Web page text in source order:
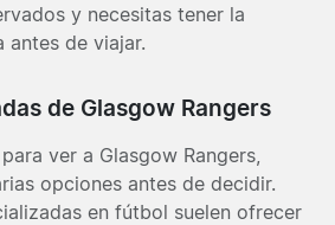
y necesitas tener la
antes de viajar.
de Glasgow Rangers
ver a Glasgow Rangers,
opciones antes de decidir.
en fútbol suelen ofrecer